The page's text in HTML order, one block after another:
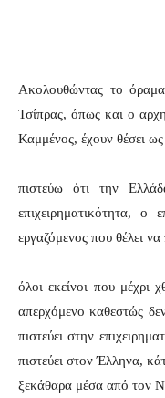
Ακολουθώντας το
Τσίπρας, όπως και ο
Καμμένος, έχουν θέσει
πιστεύω ότι την
επιχειρηματικότητα, ο
εργαζόμενος που θέλει να
όλοι εκείνοι που μέχρι
απερχόμενο καθεστώς
πιστεύει στην
πιστεύει στον Έλληνα,
ξεκάθαρα μέσα από τον